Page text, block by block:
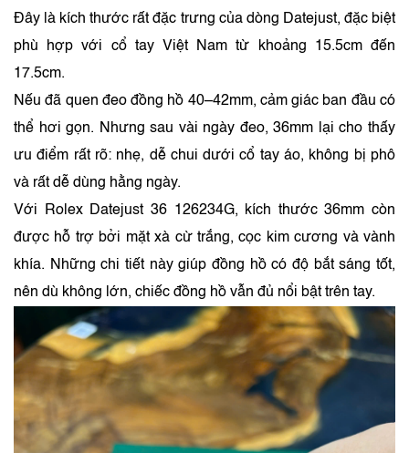
Đây là kích thước rất đặc trưng của dòng Datejust, đặc biệt
phù hợp với cổ tay Việt Nam từ khoảng 15.5cm đến
17.5cm.
Nếu đã quen đeo đồng hồ 40–42mm, cảm giác ban đầu có
thể hơi gọn. Nhưng sau vài ngày đeo, 36mm lại cho thấy
ưu điểm rất rõ: nhẹ, dễ chui dưới cổ tay áo, không bị phô
và rất dễ dùng hằng ngày.
Với Rolex Datejust 36 126234G, kích thước 36mm còn
được hỗ trợ bởi mặt xà cừ trắng, cọc kim cương và vành
khía. Những chi tiết này giúp đồng hồ có độ bắt sáng tốt,
nên dù không lớn, chiếc đồng hồ vẫn đủ nổi bật trên tay.